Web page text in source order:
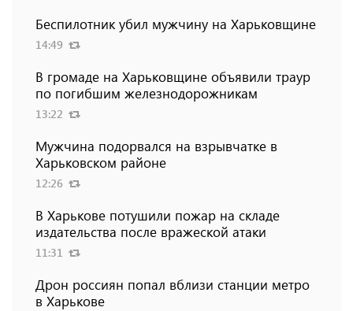
Беспилотник убил мужчину на Харьковщине
14:49
В громаде на Харьковщине объявили траур
по погибшим железнодорожникам
13:22
Мужчина подорвался на взрывчатке в
Харьковском районе
12:26
В Харькове потушили пожар на складе
издательства после вражеской атаки
11:31
Дрон россиян попал вблизи станции метро
в Харькове